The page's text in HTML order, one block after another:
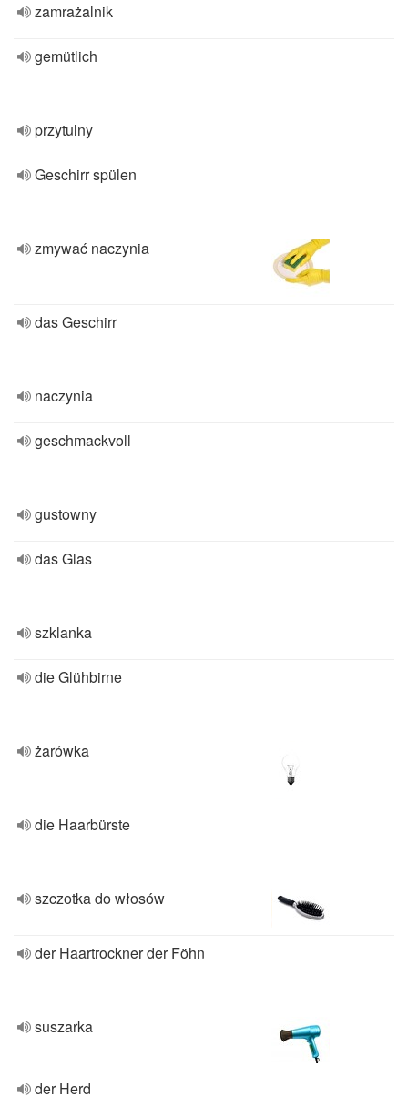
zamrażalnik
gemütlich
przytulny
Geschirr spülen
zmywać naczynia
das Geschirr
naczynia
geschmackvoll
gustowny
das Glas
szklanka
die Glühbirne
żarówka
die Haarbürste
szczotka do włosów
der Haartrockner der Föhn
suszarka
der Herd